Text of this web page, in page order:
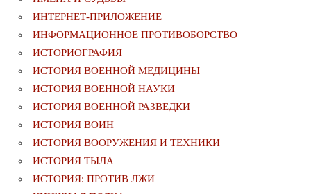
ИНТЕРНЕТ-ПРИЛОЖЕНИЕ
ИНФОРМАЦИОННОЕ ПРОТИВОБОРСТВО
ИСТОРИОГРАФИЯ
ИСТОРИЯ ВОЕННОЙ МЕДИЦИНЫ
ИСТОРИЯ ВОЕННОЙ НАУКИ
ИСТОРИЯ ВОЕННОЙ РАЗВЕДКИ
ИСТОРИЯ ВОИН
ИСТОРИЯ ВООРУЖЕНИЯ И ТЕХНИКИ
ИСТОРИЯ ТЫЛА
ИСТОРИЯ: ПРОТИВ ЛЖИ